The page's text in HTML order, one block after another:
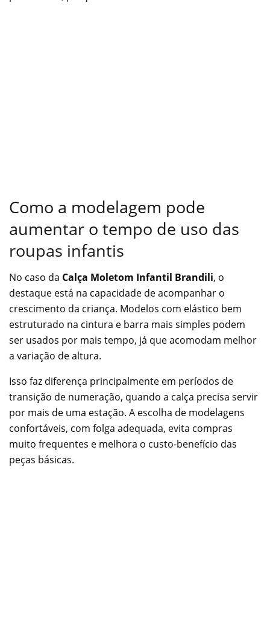
Como a modelagem pode
aumentar o tempo de uso das
roupas infantis
No caso da Calça Moletom Infantil Brandili, o
destaque está na capacidade de acompanhar o
crescimento da criança. Modelos com elástico bem
estruturado na cintura e barra mais simples podem
ser usados por mais tempo, já que acomodam melhor
a variação de altura.
Isso faz diferença principalmente em períodos de
transição de numeração, quando a calça precisa servir
por mais de uma estação. A escolha de modelagens
confortáveis, com folga adequada, evita compras
muito frequentes e melhora o custo-benefício das
peças básicas.